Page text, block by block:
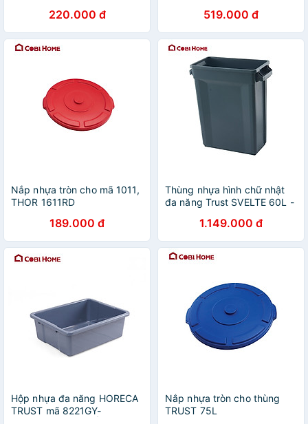
220.000 đ
nắp) phân phối bởi Cobi
Home
519.000 đ
Nắp nhựa tròn cho mã 1011,
THOR 1611RD
189.000 đ
Thùng nhựa hình chữ nhật
đa năng Trust SVELTE 60L -
1.149.000 đ
Hộp nhựa đa năng HORECA
TRUST mã 8221GY-
Nắp nhựa tròn cho thùng
TRUST 75L